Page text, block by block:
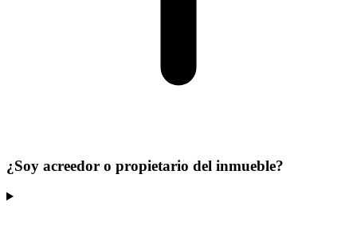
¿Soy acreedor o propietario del inmueble?